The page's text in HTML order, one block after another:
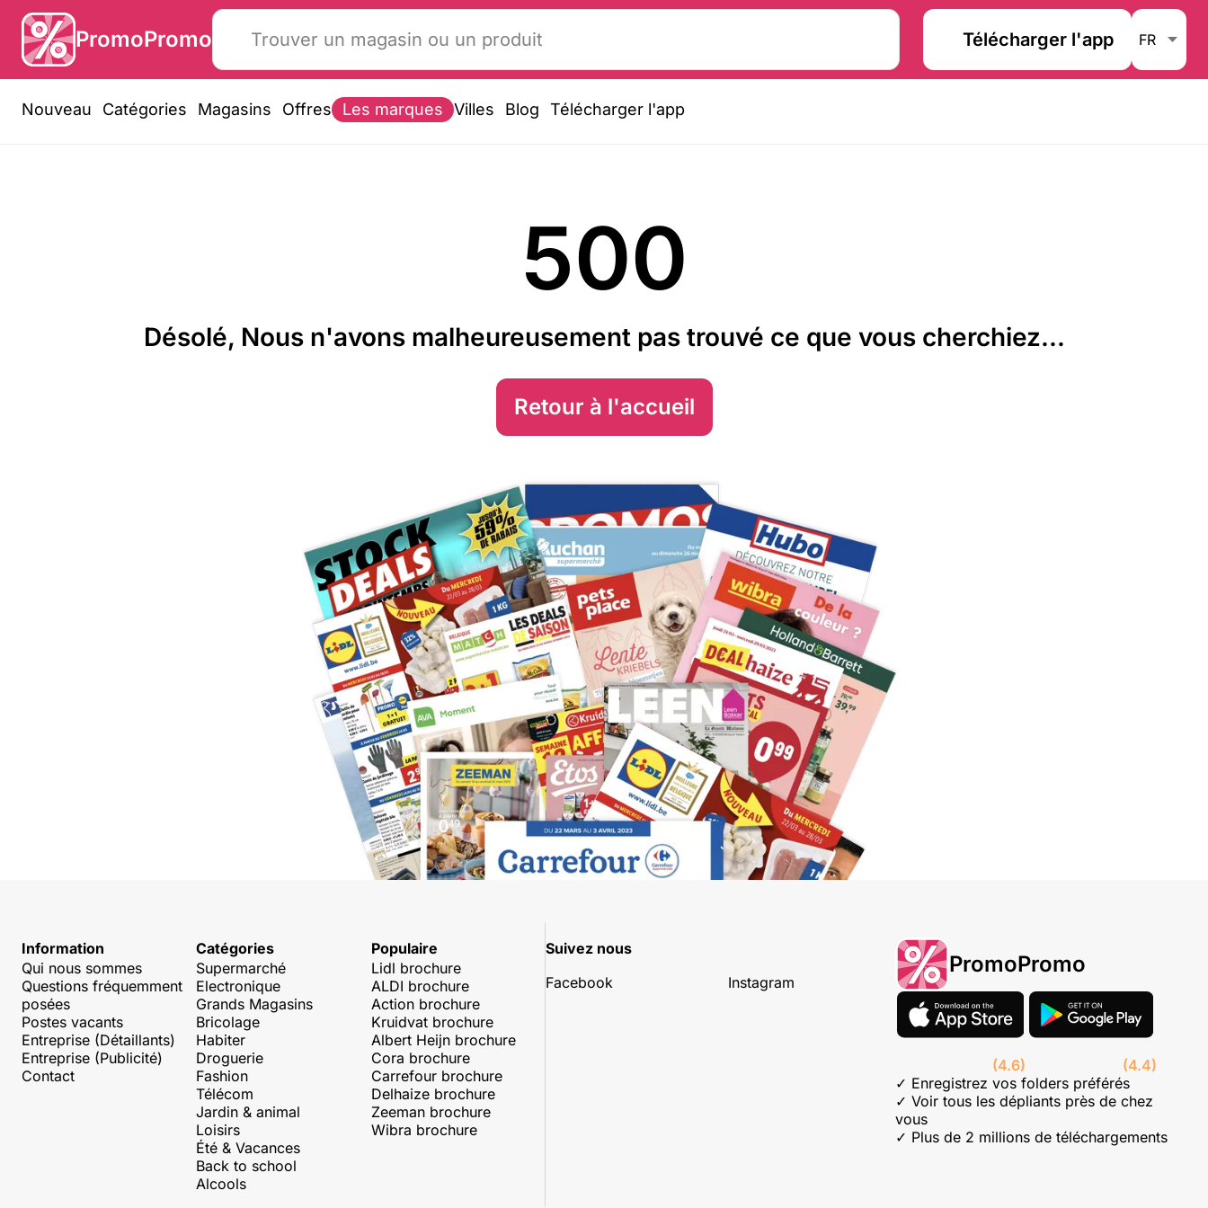
PromoPromo Télécharger l'app
Nouveau Catégories Magasins Offres Les marques Villes Blog Télécharger l'app
500
Désolé, Nous n'avons malheureusement pas trouvé ce que vous cherchiez...
Retour à l'accueil
Information
Qui nous sommes
Questions fréquemment
posées
Postes vacants
Entreprise (Détaillants)
Entreprise (Publicité)
Contact
Catégories
Supermarché
Electronique
Grands Magasins
Bricolage
Habiter
Droguerie
Fashion
Télécom
Jardin & animal
Loisirs
Été & Vacances
Back to school
Alcools
Populaire
Lidl brochure
ALDI brochure
Action brochure
Kruidvat brochure
Albert Heijn brochure
Cora brochure
Carrefour brochure
Delhaize brochure
Zeeman brochure
Wibra brochure
Suivez nous
Facebook
Instagram
PromoPromo
(4.6)
(4.4)
✓ Enregistrez vos folders préférés
✓ Voir tous les dépliants près de chez
vous
✓ Plus de 2 millions de téléchargements